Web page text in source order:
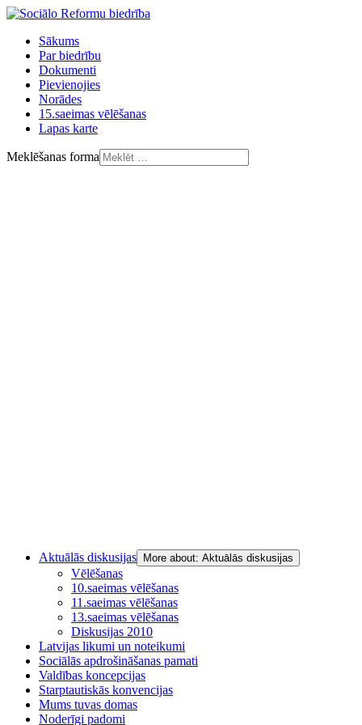
Sākums
Par biedrību
Dokumenti
Pievienojies
Norādes
15.saeimas vēlēšanas
Lapas karte
Meklēšanas forma
Aktuālās diskusijas More about: Aktuālās diskusijas
Vēlēšanas
10.saeimas vēlēšanas
11.saeimas vēlēšanas
13.saeimas vēlēšanas
Diskusijas 2010
Latvijas likumi un noteikumi
Sociālās apdrošināšanas pamati
Valdības koncepcijas
Starptautiskās konvencijas
Mums tuvas domas
Noderīgi padomi